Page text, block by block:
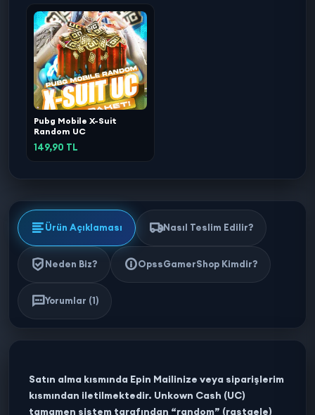
Pubg Mobile X-Suit
Random UC
149,90 TL
Ürün Açıklaması Nasıl Teslim Edilir?
Neden Biz? OpssGamerShop Kimdir?
Yorumlar (1)
Satın alma kısmında Epin Mailinize veya siparişlerim
kısmından iletilmektedir. Unkown Cash (UC)
tamamen sistem tarafından “random” (rastgele)